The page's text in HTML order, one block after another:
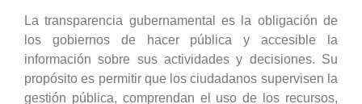
La transparencia gubernamental es la obligación de
los gobiernos de hacer pública y accesible la
información sobre sus actividades y decisiones. Su
propósito es permitir que los ciudadanos supervisen la
gestión pública, comprendan el uso de los recursos,